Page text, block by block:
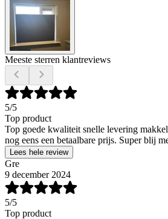
Meeste sterren klantreviews
5/5
Top product
Top goede kwaliteit snelle levering
nog eens een betaalbare prijs. Super blij
Lees hele review
Gre
9 december 2024
5/5
Top product